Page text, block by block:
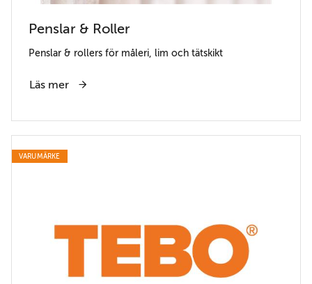
Penslar & Roller
Penslar & rollers för måleri, lim och tätskikt
Läs mer
VARUMÄRKE